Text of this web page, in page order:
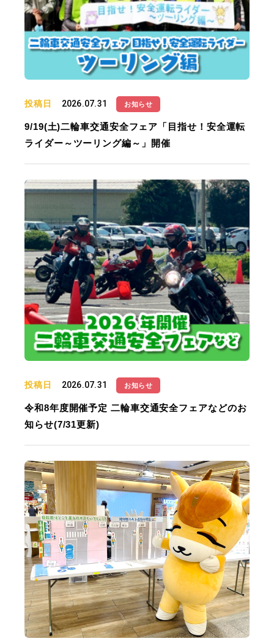
投稿日 2026.07.31 お知らせ
9/19(土)二輪車交通安全フェア「目指せ！安全運転
ライダー～ツーリング編～」開催
投稿日 2026.07.31 お知らせ
令和8年度開催予定 二輪車交通安全フェアなどのお
知らせ(7/31更新)